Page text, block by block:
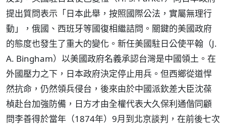
提出質問表示「日本此舉，按照國際公法，實屬無理行
動」，俄國、西班牙等國復相繼詰問。關鍵的美國政府
的態度也發生了重大的變化。新任美國駐日公使平翰（J.
A. Bingham）以美國政府名義承認台灣是中國領土。在
外國壓力之下，日本政府決定停止用兵。但西鄉從道悍
然抗命，仍然領兵侵台，後來由於中國派欽差大臣沈葆
楨赴台加強防備，日方才由全權代表大久保利通偕同顧
問李善得於當年（1874年）9月到北京談判，在前後七次